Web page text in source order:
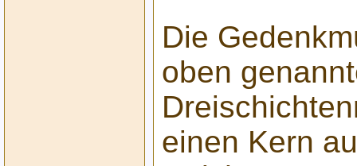
Die
oben
einen Kern